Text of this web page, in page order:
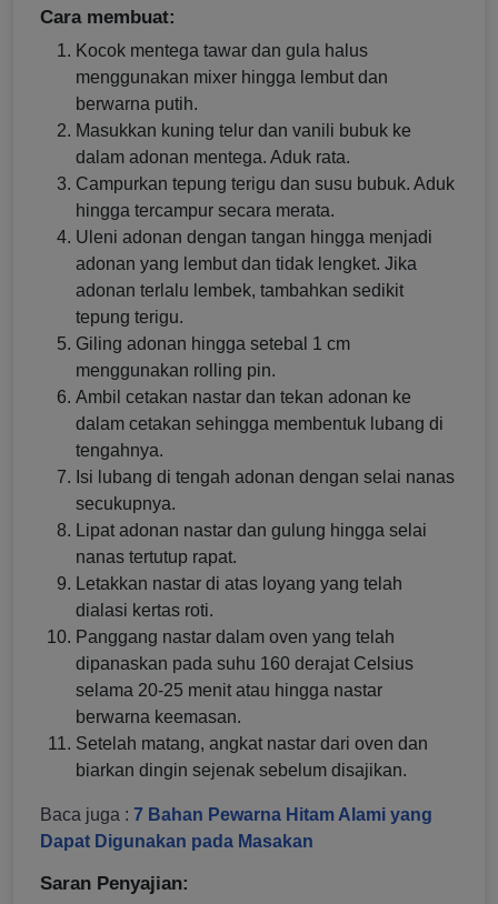
Cara membuat:
Kocok mentega tawar dan gula halus
menggunakan mixer hingga lembut dan
berwarna putih.
Masukkan kuning telur dan vanili bubuk ke
dalam adonan mentega. Aduk rata.
Campurkan tepung terigu dan susu bubuk. Aduk
hingga tercampur secara merata.
Uleni adonan dengan tangan hingga menjadi
adonan yang lembut dan tidak lengket. Jika
adonan terlalu lembek, tambahkan sedikit
tepung terigu.
Giling adonan hingga setebal 1 cm
menggunakan rolling pin.
Ambil cetakan nastar dan tekan adonan ke
dalam cetakan sehingga membentuk lubang di
tengahnya.
Isi lubang di tengah adonan dengan selai nanas
secukupnya.
Lipat adonan nastar dan gulung hingga selai
nanas tertutup rapat.
Letakkan nastar di atas loyang yang telah
dialasi kertas roti.
Panggang nastar dalam oven yang telah
dipanaskan pada suhu 160 derajat Celsius
selama 20-25 menit atau hingga nastar
berwarna keemasan.
Setelah matang, angkat nastar dari oven dan
biarkan dingin sejenak sebelum disajikan.
Baca juga : 7 Bahan Pewarna Hitam Alami yang
Dapat Digunakan pada Masakan
Saran Penyajian: